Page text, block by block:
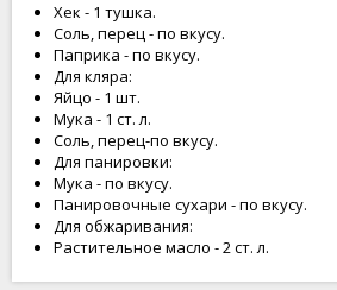
Хек - 1 тушка.
Соль, перец - по вкусу.
Паприка - по вкусу.
Для кляра:
Яйцо - 1 шт.
Мука - 1 ст. л.
Соль, перец-по вкусу.
Для панировки:
Мука - по вкусу.
Панировочные сухари - по вкусу.
Для обжаривания:
Растительное масло - 2 ст. л.